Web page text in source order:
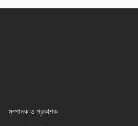
সম্পাদক ও প্রকাশক